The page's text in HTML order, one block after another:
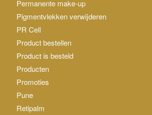
Permanente make-up
Pigmentvlekken verwijderen
PR Cell
Product bestellen
Product is besteld
Producten
Promoties
Pune
Retipalm